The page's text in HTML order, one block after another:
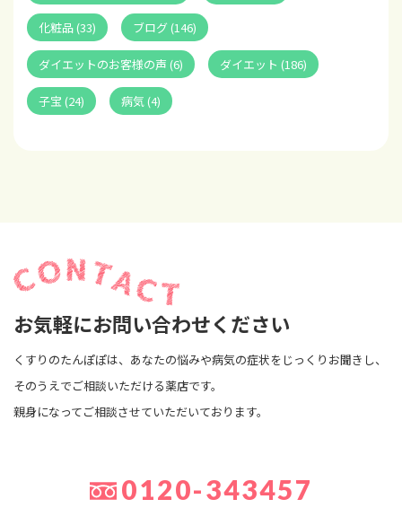
化粧品 (33) ブログ (146)
ダイエットのお客様の声 (6) ダイエット (186)
子宝 (24) 病気 (4)
お気軽にお問い合わせください
くすりのたんぽぽは、あなたの悩みや病気の症状をじっくりお聞きし、
そのうえでご相談いただける薬店です。
親身になってご相談させていただいております。
0120-343457